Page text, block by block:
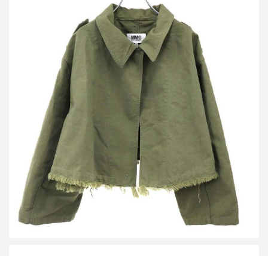
エムエムシックス メゾン マルジェラ 23AW クロップドジャケッ
ト コート S52AM0249 S78077
買取金額16,250円
詳しく見る